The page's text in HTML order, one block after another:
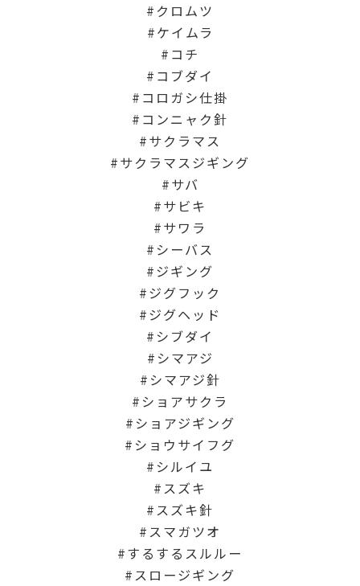
クロムツ
ケイムラ
コチ
コブダイ
コロガシ仕掛
コンニャク針
サクラマス
サクラマスジギング
サバ
サビキ
サワラ
シーバス
ジギング
ジグフック
ジグヘッド
シブダイ
シマアジ
シマアジ針
ショアサクラ
ショアジギング
ショウサイフグ
シルイユ
スズキ
スズキ針
スマガツオ
するするスルルー
スロージギング